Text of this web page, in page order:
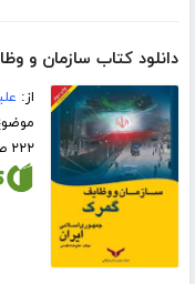
دانلود کتاب سازمان و
از:
۲۲۲ صفحه